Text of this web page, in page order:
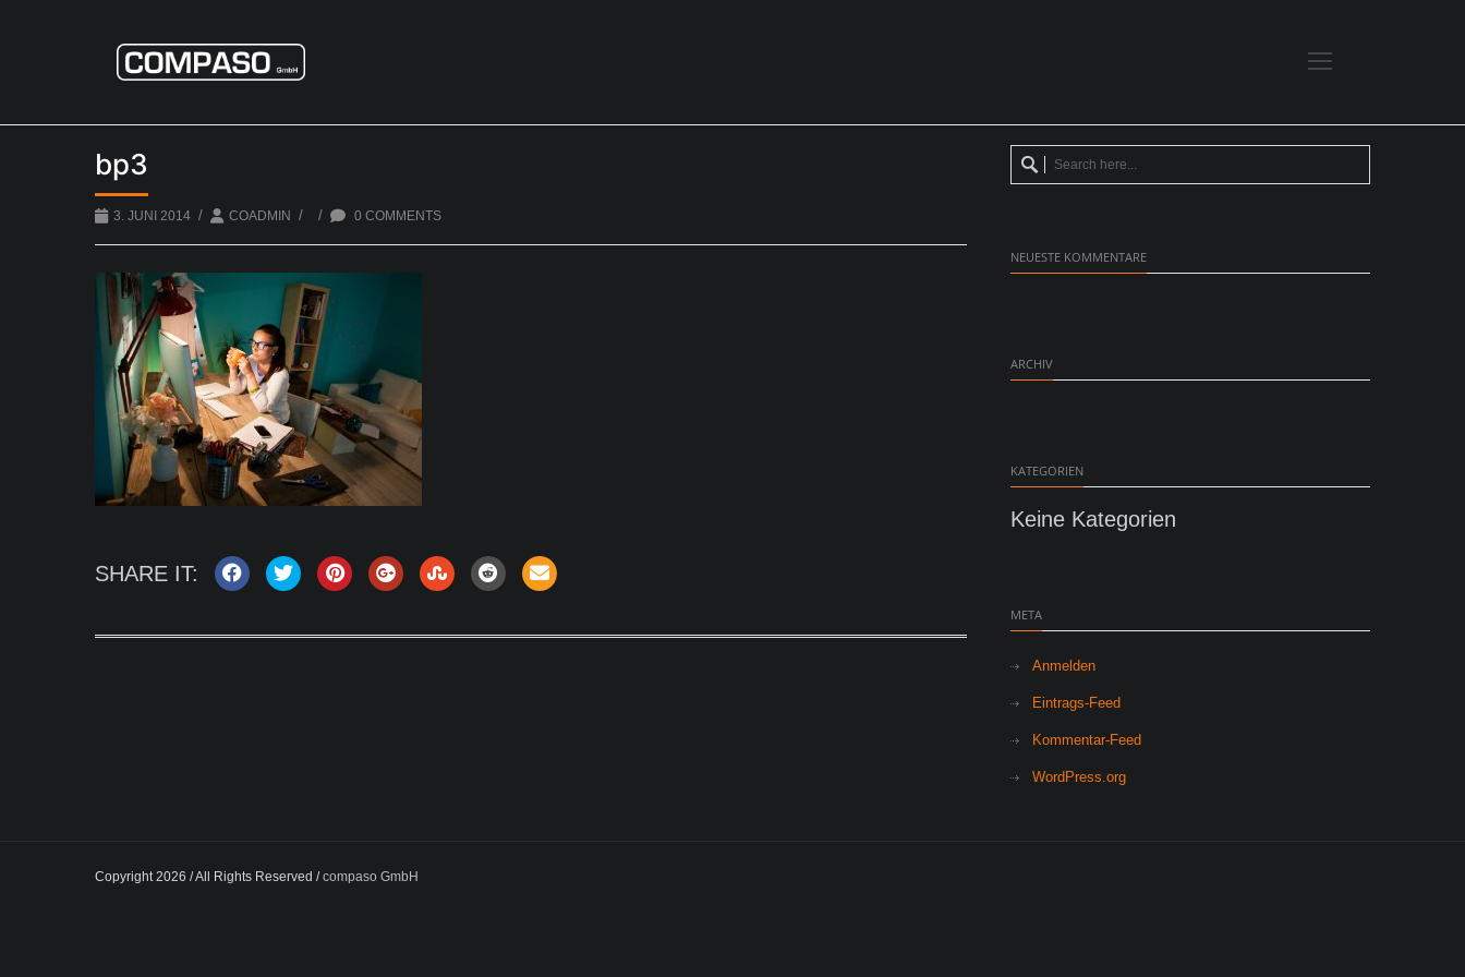
bp3
3. JUNI 2014 / COADMIN / / 0 COMMENTS
SHARE IT:
NEUESTE KOMMENTARE
ARCHIV
KATEGORIEN
Keine Kategorien
META
Anmelden
Eintrags-Feed
Kommentar-Feed
WordPress.org
Copyright 2026 / All Rights Reserved /compaso GmbH